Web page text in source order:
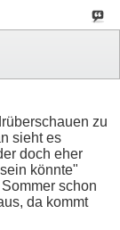
zu
sieht es
doch eher
könnte"
schon
da kommt